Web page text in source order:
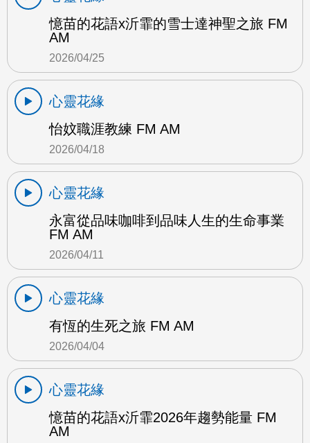
憶苗的花語x沂霏的雪士達神聖之旅 FM
AM
2026/04/25
心靈花緣
怡妏職涯教練 FM AM
2026/04/18
心靈花緣
永富從品味咖啡到品味人生的生命事業
FM AM
2026/04/11
心靈花緣
有恆的生死之旅 FM AM
2026/04/04
心靈花緣
憶苗的花語x沂霏2026年趨勢能量 FM
AM